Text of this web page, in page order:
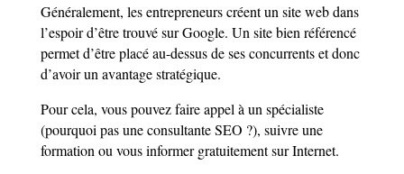
Généralement, les entrepreneurs créent un site web dans
l’espoir d’être trouvé sur Google. Un site bien référencé
permet d’être placé au-dessus de ses concurrents et donc
d’avoir un avantage stratégique.
Pour cela, vous pouvez faire appel à un spécialiste
(pourquoi pas une consultante SEO ?), suivre une
formation ou vous informer gratuitement sur Internet.